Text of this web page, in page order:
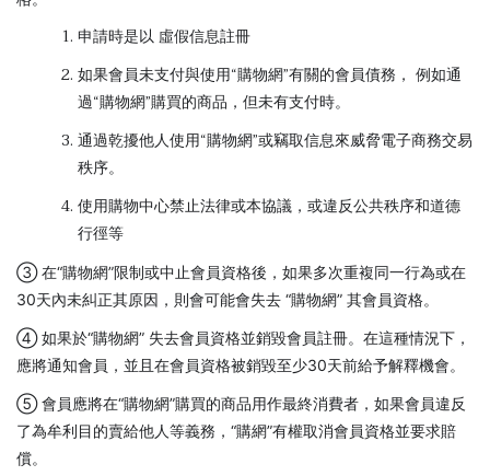
申請時是以 虛假信息註冊
如果會員未支付與使用“購物網”有關的會員債務， 例如通
過“購物網”購買的商品，但未有支付時。
通過乾擾他人使用“購物網”或竊取信息來威脅電子商務交易
秩序。
使用購物中心禁止法律或本協議，或違反公共秩序和道德
行徑等
③ 在“購物網”限制或中止會員資格後，如果多次重複同一行為或在
30天內未糾正其原因，則會可能會失去 “購物網” 其會員資格。
④ 如果於“購物網” 失去會員資格並銷毀會員註冊。在這種情況下，
應將通知會員，並且在會員資格被銷毀至少30天前給予解釋機會。
⑤ 會員應將在“購物網”購買的商品用作最終消費者，如果會員違反
了為牟利目的賣給他人等義務，“購網”有權取消會員資格並要求賠
償。